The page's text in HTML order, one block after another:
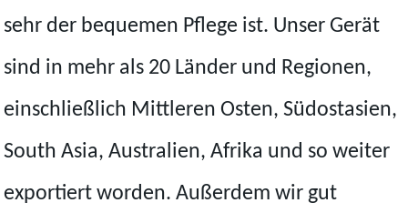
sehr der bequemen Pflege ist. Unser Gerät
sind in mehr als 20 Länder und Regionen,
einschließlich Mittleren Osten, Südostasien,
South Asia, Australien, Afrika und so weiter
exportiert worden. Außerdem wir gut